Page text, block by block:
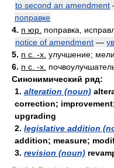
to second an amendment
поправке
4. n юр. поправка,
notice of amendment —
5. n с. -х. улучшение;
6. n с. -х.
Синонимический ряд:
1. alteration (noun)
correction;
upgrading
2. legislative addition
addition; measure;
3. revision (noun)